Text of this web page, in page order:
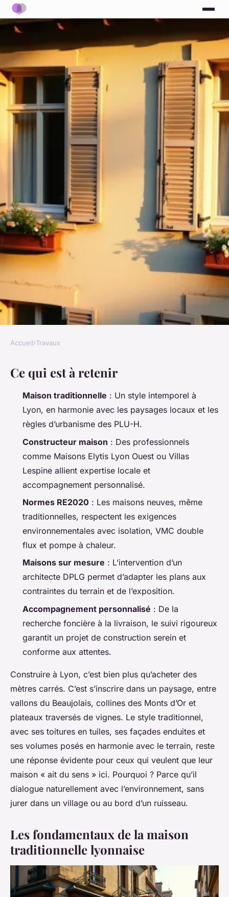
Quels critères pour choisir un
constructeur de maison
traditionnelle à Lyon ?
Auberte
Accueil›Travaux
Ce qui est à retenir
Maison traditionnelle : Un style intemporel à
Lyon, en harmonie avec les paysages locaux et les
règles d’urbanisme des PLU-H.
Constructeur maison : Des professionnels
comme Maisons Elytis Lyon Ouest ou Villas
Lespine allient expertise locale et
accompagnement personnalisé.
Normes RE2020 : Les maisons neuves, même
traditionnelles, respectent les exigences
environnementales avec isolation, VMC double
flux et pompe à chaleur.
Maisons sur mesure : L’intervention d’un
architecte DPLG permet d’adapter les plans aux
contraintes du terrain et de l’exposition.
Accompagnement personnalisé : De la
recherche foncière à la livraison, le suivi rigoureux
garantit un projet de construction serein et
conforme aux attentes.
Construire à Lyon, c’est bien plus qu’acheter des
mètres carrés. C’est s’inscrire dans un paysage, entre
vallons du Beaujolais, collines des Monts d’Or et
plateaux traversés de vignes. Le style traditionnel,
avec ses toitures en tuiles, ses façades enduites et
ses volumes posés en harmonie avec le terrain, reste
une réponse évidente pour ceux qui veulent que leur
maison « ait du sens » ici. Pourquoi ? Parce qu’il
dialogue naturellement avec l’environnement, sans
jurer dans un village ou au bord d’un ruisseau.
Les fondamentaux de la maison
traditionnelle lyonnaise